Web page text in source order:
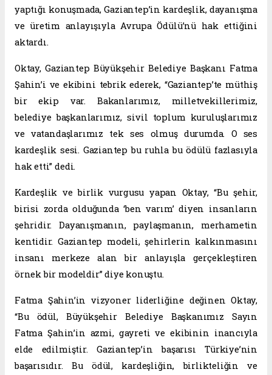
yaptığı konuşmada, Gaziantep’in kardeşlik, dayanışma
ve üretim anlayışıyla Avrupa Ödülü’nü hak ettiğini
aktardı.
Oktay, Gaziantep Büyükşehir Belediye Başkanı Fatma
Şahin’i ve ekibini tebrik ederek, “Gaziantep’te müthiş
bir ekip var. Bakanlarımız, milletvekillerimiz,
belediye başkanlarımız, sivil toplum kuruluşlarımız
ve vatandaşlarımız tek ses olmuş durumda. O ses
kardeşlik sesi. Gaziantep bu ruhla bu ödülü fazlasıyla
hak etti” dedi.
Kardeşlik ve birlik vurgusu yapan Oktay, “Bu şehir,
birisi zorda olduğunda ‘ben varım’ diyen insanların
şehridir. Dayanışmanın, paylaşmanın, merhametin
kentidir. Gaziantep modeli, şehirlerin kalkınmasını
insanı merkeze alan bir anlayışla gerçekleştiren
örnek bir modeldir” diye konuştu.
Fatma Şahin’in vizyoner liderliğine değinen Oktay,
“Bu ödül, Büyükşehir Belediye Başkanımız Sayın
Fatma Şahin’in azmi, gayreti ve ekibinin inancıyla
elde edilmiştir. Gaziantep’in başarısı Türkiye’nin
başarısıdır. Bu ödül, kardeşliğin, birlikteliğin ve